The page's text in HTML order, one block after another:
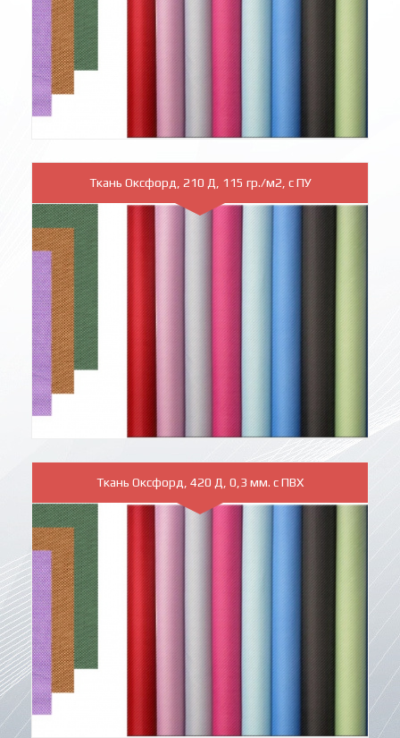
Ткань Оксфорд, 210 Д, 115 гр./м2, с ПУ
Ткань Оксфорд, 420 Д, 0,3 мм. с ПВХ